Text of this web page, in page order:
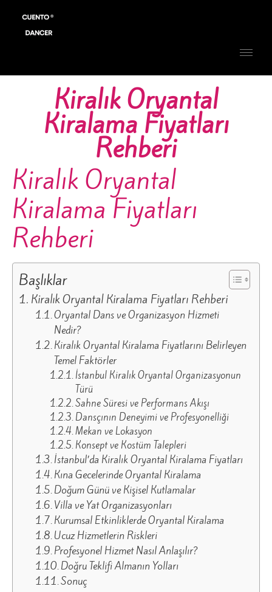
Kiralık Oryantal
Kiralama Fiyatları
Rehberi
Kiralık Oryantal
Kiralama Fiyatları
Rehberi
Başlıklar
Kiralık Oryantal Kiralama Fiyatları Rehberi
Oryantal Dans ve Organizasyon Hizmeti
Nedir?
Kiralık Oryantal Kiralama Fiyatlarını Belirleyen
Temel Faktörler
İstanbul Kiralık Oryantal Organizasyonun
Türü
Sahne Süresi ve Performans Akışı
Dansçının Deneyimi ve Profesyonelliği
Mekan ve Lokasyon
Konsept ve Kostüm Talepleri
İstanbul’da Kiralık Oryantal Kiralama Fiyatları
Kına Gecelerinde Oryantal Kiralama
Doğum Günü ve Kişisel Kutlamalar
Villa ve Yat Organizasyonları
Kurumsal Etkinliklerde Oryantal Kiralama
Ucuz Hizmetlerin Riskleri
Profesyonel Hizmet Nasıl Anlaşılır?
Doğru Teklifi Almanın Yolları
Sonuç